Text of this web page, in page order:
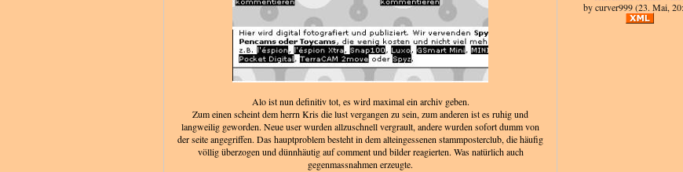
Alo ist nun definitiv tot, es wird maximal ein archiv geben.
Zum einen scheint dem herrn Kris die lust vergangen zu sein, zum anderen ist es ruhig und
langweilig geworden. Neue user wurden allzuschnell vergrault, andere wurden sofort dumm von
der seite angegriffen. Das hauptproblem besteht in dem alteingessenen stammposterclub, die häufig
völlig überzogen und dünnhäutig auf comment und bilder reagierten. Was natürlich auch
gegenmassnahmen erzeugte.
by curver999 (23. Mai,